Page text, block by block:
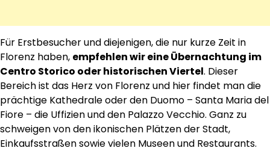
Für Erstbesucher und diejenigen, die nur kurze Zeit in
Florenz haben, empfehlen wir eine Übernachtung im
Centro Storico oder historischen Viertel. Dieser
Bereich ist das Herz von Florenz und hier findet man die
prächtige Kathedrale oder den Duomo – Santa Maria del
Fiore – die Uffizien und den Palazzo Vecchio. Ganz zu
schweigen von den ikonischen Plätzen der Stadt,
Einkaufsstraßen sowie vielen Museen und Restaurants.